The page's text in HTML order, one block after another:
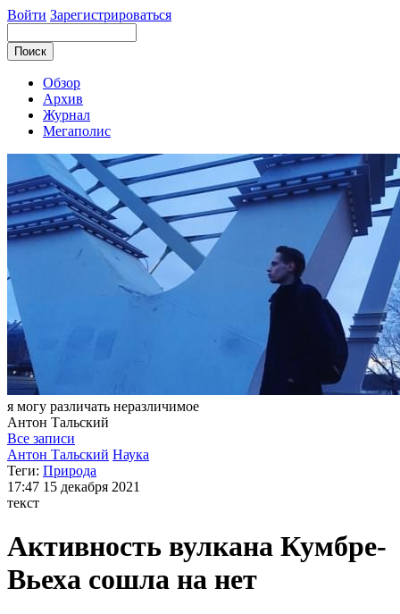
Войти Зарегистрироваться
Обзор
Архив
Журнал
Мегаполис
я могу различать неразличимое
Антон Тальский
Все записи
Антон Тальский Наука
Теги: Природа
17:47 15 декабря 2021
текст
Активность вулкана Кумбре-
Вьеха сошла на нет